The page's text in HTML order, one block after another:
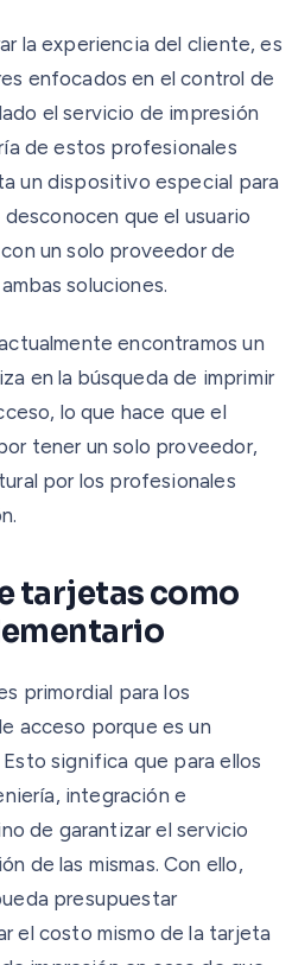
la experiencia del cliente, es
enfocados en el control de
el servicio de impresión
de estos profesionales
un dispositivo especial para
que el usuario
un solo proveedor de
soluciones.
encontramos un
en la búsqueda de imprimir
lo que hace que el
tener un solo proveedor,
por los profesionales
tarjetas como
primordial para los
acceso porque es un
significa que para ellos
integración e
de garantizar el servicio
de las mismas. Con ello,
presupuestar
el costo mismo de la tarjeta